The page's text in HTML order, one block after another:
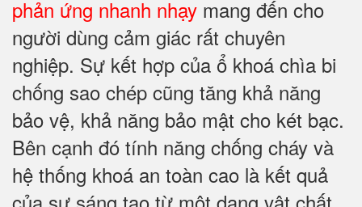
phản ứng nhanh nhạy mang đến cho
người dùng cảm giác rất chuyên
nghiệp. Sự kết hợp của ổ khoá chìa bi
chống sao chép cũng tăng khả năng
bảo vệ, khả năng bảo mật cho két bạc.
Bên cạnh đó tính năng chống cháy và
hệ thống khoá an toàn cao là kết quả